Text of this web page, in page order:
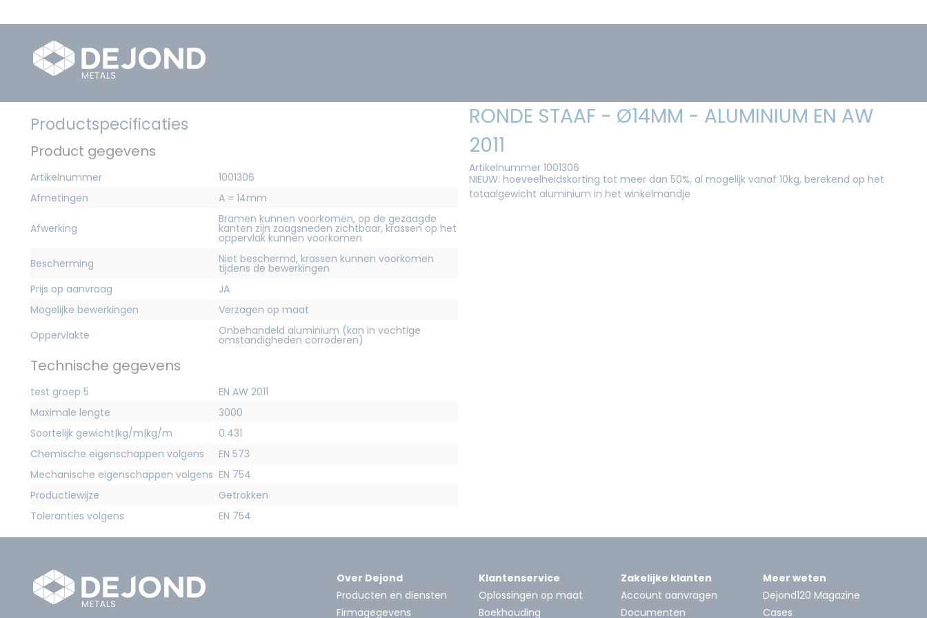
Productspecificaties
Product gegevens
Artikelnummer
1001306
Afmetingen
A = 14mm
Afwerking
Bramen kunnen voorkomen, op de gezaagde
kanten zijn zaagsneden zichtbaar, krassen op het
oppervlak kunnen voorkomen
Bescherming
Niet beschermd, krassen kunnen voorkomen
tijdens de bewerkingen
Prijs op aanvraag
JA
Mogelijke bewerkingen
Verzagen op maat
Oppervlakte
Onbehandeld aluminium (kan in vochtige
omstandigheden corroderen)
Technische gegevens
test groep 5
EN AW 2011
Maximale lengte
3000
Soortelijk gewicht|kg/m|kg/m
0.431
Chemische eigenschappen volgens
EN 573
Mechanische eigenschappen volgens EN 754
Productiewijze
Getrokken
Toleranties volgens
EN 754
RONDE STAAF - Ø14MM - ALUMINIUM EN AW
2011
Artikelnummer 1001306
NIEUW: hoeveelheidskorting tot meer dan 50%, al mogelijk vanaf 10kg, berekend op het
totaalgewicht aluminium in het winkelmandje
Over Dejond
Producten en diensten
Firmagegevens
Klantenservice
Oplossingen op maat
Boekhouding
Zakelijke klanten
Account aanvragen
Documenten
Meer weten
Dejond120 Magazine
Cases